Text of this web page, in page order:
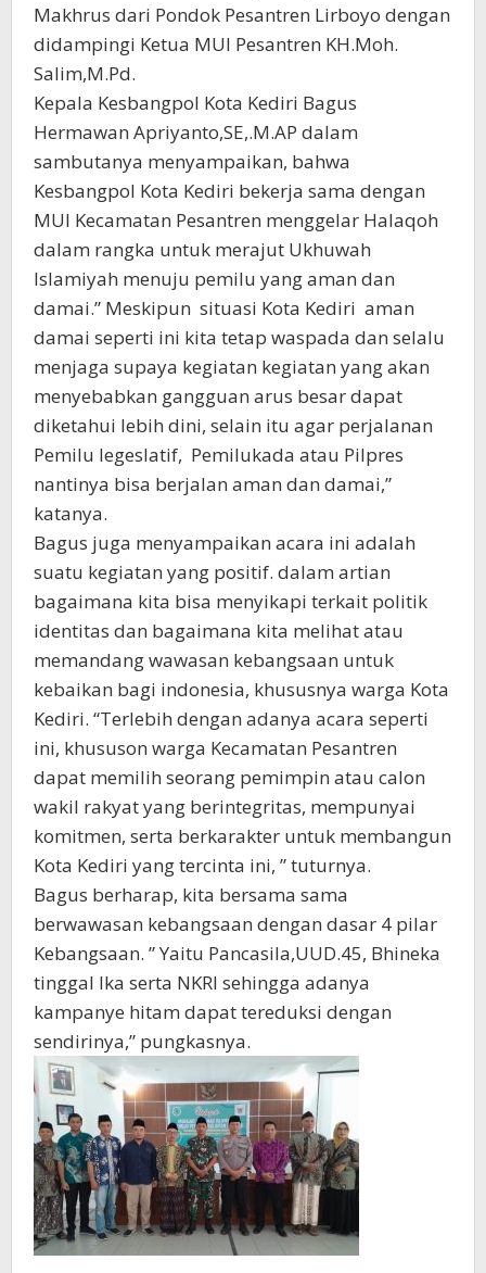
Makhrus dari Pondok Pesantren Lirboyo dengan
didampingi Ketua MUI Pesantren KH.Moh.
Salim,M.Pd.
Kepala Kesbangpol Kota Kediri Bagus
Hermawan Apriyanto,SE,.M.AP dalam
sambutanya menyampaikan, bahwa
Kesbangpol Kota Kediri bekerja sama dengan
MUI Kecamatan Pesantren menggelar Halaqoh
dalam rangka untuk merajut Ukhuwah
Islamiyah menuju pemilu yang aman dan
damai.” Meskipun situasi Kota Kediri aman
damai seperti ini kita tetap waspada dan selalu
menjaga supaya kegiatan kegiatan yang akan
menyebabkan gangguan arus besar dapat
diketahui lebih dini, selain itu agar perjalanan
Pemilu legeslatif, Pemilukada atau Pilpres
nantinya bisa berjalan aman dan damai,”
katanya.
Bagus juga menyampaikan acara ini adalah
suatu kegiatan yang positif. dalam artian
bagaimana kita bisa menyikapi terkait politik
identitas dan bagaimana kita melihat atau
memandang wawasan kebangsaan untuk
kebaikan bagi indonesia, khususnya warga Kota
Kediri. “Terlebih dengan adanya acara seperti
ini, khususon warga Kecamatan Pesantren
dapat memilih seorang pemimpin atau calon
wakil rakyat yang berintegritas, mempunyai
komitmen, serta berkarakter untuk membangun
Kota Kediri yang tercinta ini, ” tuturnya.
Bagus berharap, kita bersama sama
berwawasan kebangsaan dengan dasar 4 pilar
Kebangsaan. ” Yaitu Pancasila,UUD.45, Bhineka
tinggal Ika serta NKRI sehingga adanya
kampanye hitam dapat tereduksi dengan
sendirinya,” pungkasnya.